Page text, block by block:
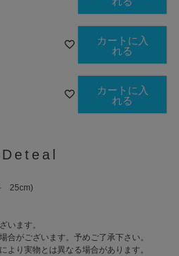
カートに入
れる
カートに入
れる
25cm)
います。
合がございます。予めご了承下さい。
より実物とは異なる場合があります。